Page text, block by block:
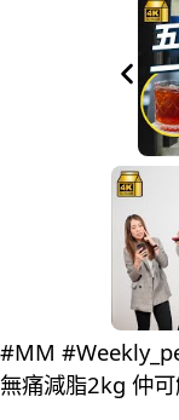
#MM
無痛減脂2kg 仲